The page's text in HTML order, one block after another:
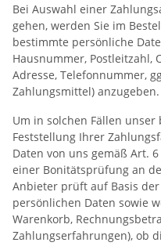
Bei Auswahl einer
gehen, werden Sie im
bestimmte persönliche
Hausnummer, Postleitzahl,
Adresse, Telefonnummer,
Zahlungsmittel) anzugeben.
Um in solchen Fällen
Feststellung Ihrer
Daten von uns gemäß Art.
einer Bonitätsprüfung an
Anbieter prüft auf Basis
persönlichen Daten sowie
Warenkorb,
Zahlungserfahrungen), ob